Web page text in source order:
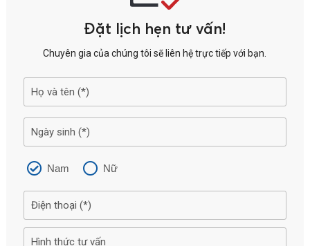
Đặt lịch hẹn tư vấn!
Chuyên gia của chúng tôi sẽ liên hệ trực tiếp với bạn.
Nam Nữ